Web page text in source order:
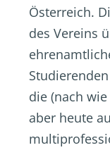
Österreich.
des Vereins
die (nach
aber heute